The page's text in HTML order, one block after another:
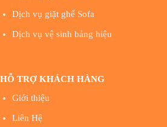
Dịch vụ giặt ghế Sofa
Dịch vụ vệ sinh bảng hiệu
HỖ TRỢ KHÁCH HÀNG
Giới thiệu
Liên Hệ